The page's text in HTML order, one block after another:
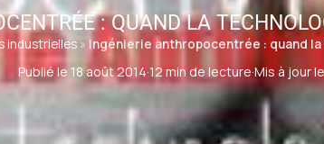
: QUAND LA
industrielles » Ingénierie anthropocentrée : quand
Publié le 18 août 2014·12 min de lecture·Mis à jour